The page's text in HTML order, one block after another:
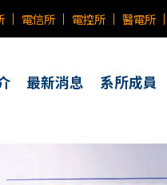
電信所 電控所 醫電所
最新消息 系所成員